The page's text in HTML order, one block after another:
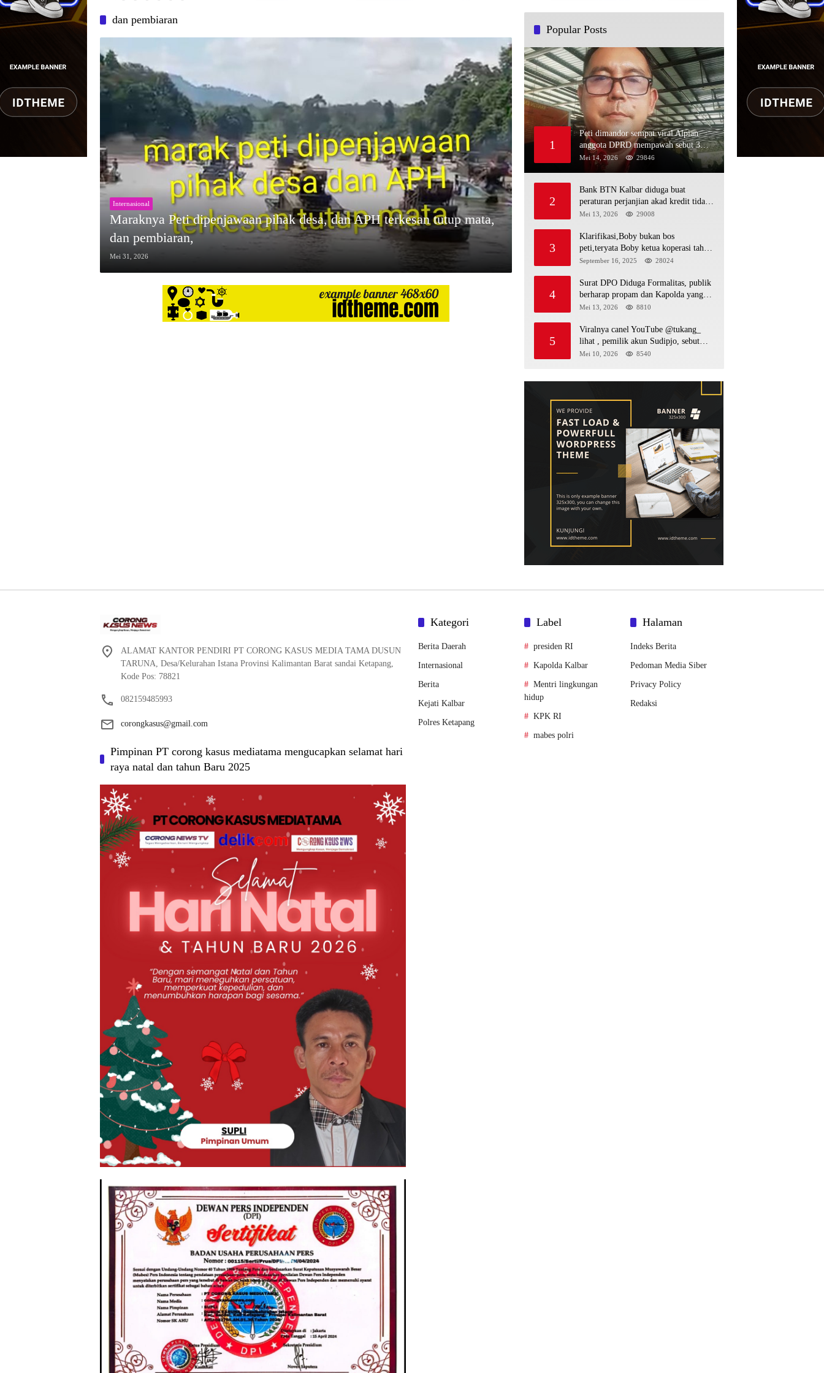
dan pembiaran
Internasional
Maraknya Peti dipenjawaan pihak desa, dan APH terkesan tutup mata,
dan pembiaran,
Mei 31, 2026
Popular Posts
1
Peti dimandor sempat viral Alpian
anggota DPRD mempawah sebut 3
nama polisi minja,alau dan Rojali
sebagai bos peti,Bahkan ada alat berat
Mei 14, 2026 29846
2
Bank BTN Kalbar diduga buat
peraturan perjanjian akad kredit tidak
mengikuti KUHPerdata debitur awam
dasar hukum
Mei 13, 2026 29008
3
Klarifikasi,Boby bukan bos
peti,teryata Boby ketua koperasi tahta
kencana hulu
September 16, 2025 28024
4
Surat DPO Diduga Formalitas, publik
berharap propam dan Kapolda yang
baru periksa si penerbit surat serta Aph
Mei 13, 2026 8810
5
Viralnya canel YouTube @tukang_
lihat , pemilik akun Sudipjo, sebut
salah satu oknum anggota DPRD
Mei 10, 2026 8540
ALAMAT KANTOR PENDIRI PT CORONG KASUS MEDIA TAMA DUSUN
TARUNA, Desa/Kelurahan Istana Provinsi Kalimantan Barat sandai Ketapang,
Kode Pos: 78821
082159485993
corongkasus@gmail.com
Pimpinan PT corong kasus mediatama mengucapkan selamat hari
raya natal dan tahun Baru 2025
Kategori
Berita Daerah
Internasional
Berita
Kejati Kalbar
Polres Ketapang
Label
presiden RI
Kapolda Kalbar
Mentri lingkungan
hidup
KPK RI
mabes polri
Halaman
Indeks Berita
Pedoman Media Siber
Privacy Policy
Redaksi